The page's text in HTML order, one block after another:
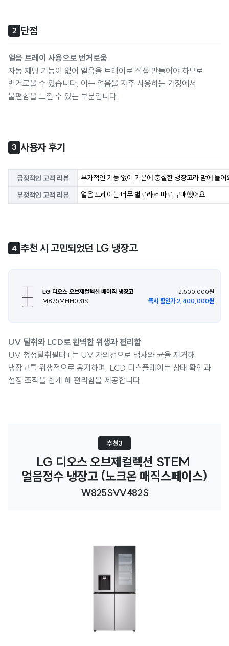
2 단점
얼음 트레이 사용으로 번거로움
자동 제빙 기능이 없어 얼음을 트레이로 직접 만들어야 하므로
번거로울 수 있습니다. 이는 얼음을 자주 사용하는 가정에서
불편함을 느낄 수 있는 부분입니다.
3 사용자 후기
긍정적인 고객 리뷰
부가적인 기능 없이 기본에 충실한 냉장고라 맘에 들어
부정적인 고객 리뷰
얼음 트레이는 너무 별로라서 따로 구매했어요
4 추천 시 고민되었던 LG 냉장고
LG 디오스 오브제컬렉션 베이직 냉장고
M875MHH031S
2,500,000원
즉시 할인가 2,400,000원
UV 탈취와 LCD로 완벽한 위생과 편리함
UV 청정탈취필터+는 UV 자외선으로 냄새와 균을 제거해
냉장고를 위생적으로 유지하며, LCD 디스플레이는 상태 확인과
설정 조작을 쉽게 해 편리함을 제공합니다.
추천3
LG 디오스 오브제컬렉션 STEM
얼음정수 냉장고 (노크온 매직스페이스)
W825SVV482S